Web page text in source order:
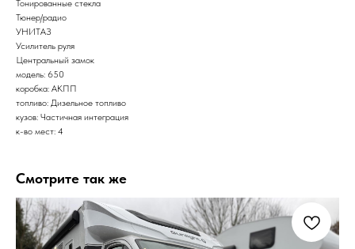
Тонированные стекла
Тюнер/радио
УНИТАЗ
Усилитель руля
Центральный замок
модель: 650
коробка: АКПП
топливо: Дизельное топливо
кузов: Частичная интеграция
к-во мест: 4
Смотрите так же